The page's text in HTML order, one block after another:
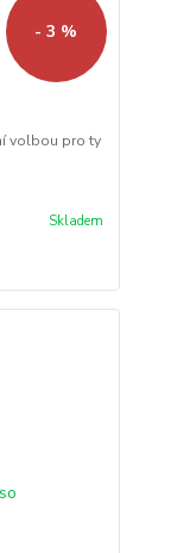
- 3 %
volbou pro ty
Skladem